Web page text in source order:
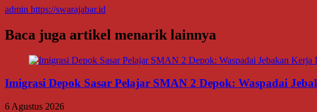
admin https://swarajabar.id
Baca juga artikel menarik lainnya
Imigrasi Depok Sasar Pelajar SMAN 2 Depok: Waspadai
6 Agustus 2026